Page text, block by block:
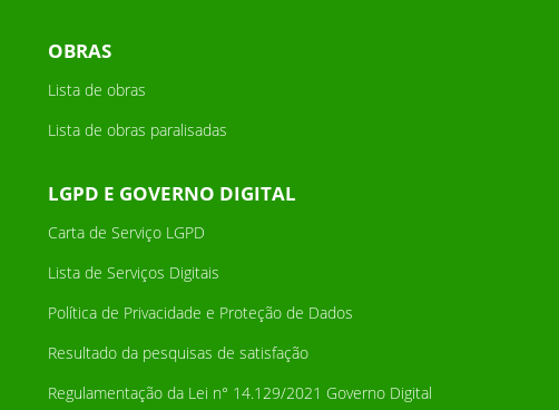
OBRAS
Lista de obras
Lista de obras paralisadas
LGPD E GOVERNO DIGITAL
Carta de Serviço LGPD
Lista de Serviços Digitais
Política de Privacidade e Proteção de Dados
Resultado da pesquisas de satisfação
Regulamentação da Lei n° 14.129/2021 Governo Digital